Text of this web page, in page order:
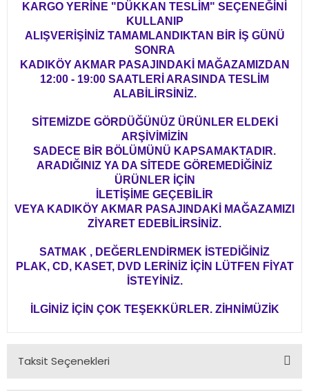
KARGO YERİNE "DÜKKAN TESLİM" SEÇENEĞİNİ
KULLANIP
ALIŞVERİŞİNİZ TAMAMLANDIKTAN BİR İŞ GÜNÜ
SONRA
KADIKÖY AKMAR PASAJINDAKİ MAĞAZAMIZDAN
12:00 - 19:00 SAATLERİ ARASINDA TESLİM
ALABİLİRSİNİZ.
SİTEMİZDE GÖRDÜĞÜNÜZ ÜRÜNLER ELDEKİ
ARŞİVİMİZİN
SADECE BİR BÖLÜMÜNÜ KAPSAMAKTADIR.
ARADIĞINIZ YA DA SİTEDE GÖREMEDİĞİNİZ
ÜRÜNLER İÇİN
İLETİŞİME GEÇEBİLİR
VEYA KADIKÖY AKMAR PASAJINDAKİ MAĞAZAMIZI
ZİYARET EDEBİLİRSİNİZ.
SATMAK , DEĞERLENDİRMEK İSTEDİĞİNİZ
PLAK, CD, KASET, DVD LERİNİZ İÇİN LÜTFEN FİYAT
İSTEYİNİZ.
İLGİNİZ İÇİN ÇOK TEŞEKKÜRLER. ZİHNİMÜZİK
Taksit Seçenekleri